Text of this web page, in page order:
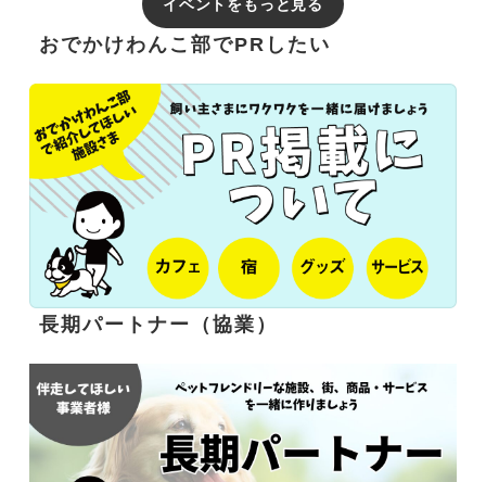
イベントをもっと見る
おでかけわんこ部でPRしたい
長期パートナー（協業）